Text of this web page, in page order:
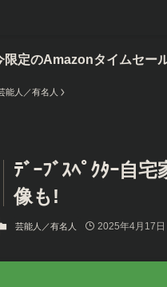
ール会場を見てみる
能人／有名人
ﾃﾞｰﾌﾞｽﾍﾟｸﾀｰ自
像も!
芸能人／有名人 2025年4月17日